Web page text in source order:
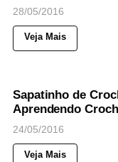
28/05/2016
Veja Mais
Sapatinho de
Aprendendo
24/05/2016
Veja Mais